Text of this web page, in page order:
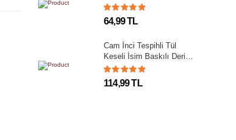
Çanta Boy - 128 SAYFA
64,99 TL
Cam İnci Tespihli Tül
Keseli İsim Baskılı Deri
Ciltli Yasin Kitabı - Desen
1 - Krem - Orta Boy - 192
SAYFA
114,99 TL